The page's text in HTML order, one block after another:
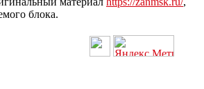
блока.